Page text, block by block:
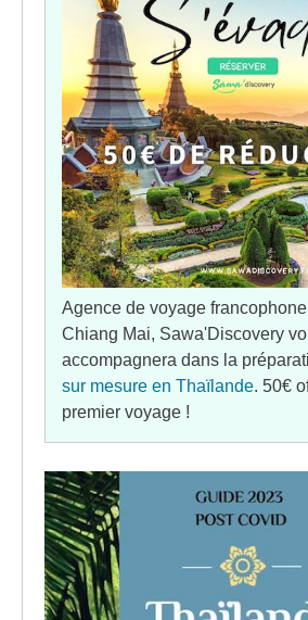
Agence de voyage
Chiang Mai, Sawa'Discovery
accompagnera dans la
sur mesure en Thaïlande. 50€
premier voyage !